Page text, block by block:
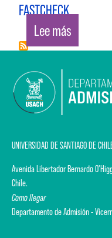
FASTCHECK
Lee mássobre
UNIVERSIDAD DE SANTIAGO DE
Avenida Libertador Bernardo
Chile.
Como llegar
Departamento de Admisión -